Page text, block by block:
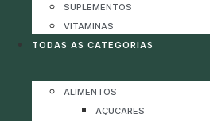
SUPLEMENTOS
VITAMINAS
TODAS AS CATEGORIAS
ALIMENTOS
AÇUCARES